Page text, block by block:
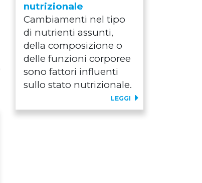
nutrizionale
Cambiamenti nel tipo
di nutrienti assunti,
della composizione o
delle funzioni corporee
sono fattori influenti
sullo stato nutrizionale.
LEGGI